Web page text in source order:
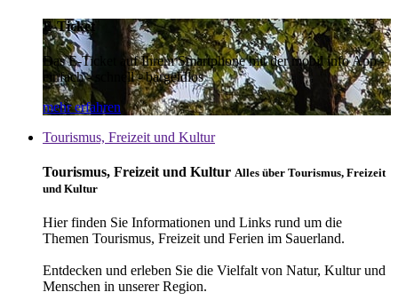
E-Ticket
Das E-Ticket auf Ihrem Smartphone mit der mobil info App -
einfach - schnell - bargeldlos
mehr erfahren
Tourismus, Freizeit und Kultur
Tourismus, Freizeit und Kultur Alles über Tourismus, Freizeit
und Kultur
Hier finden Sie Informationen und Links rund um die
Themen Tourismus, Freizeit und Ferien im Sauerland.
Entdecken und erleben Sie die Vielfalt von Natur, Kultur und
Menschen in unserer Region.